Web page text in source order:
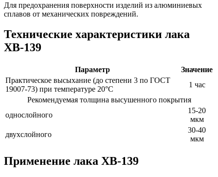
Для предохранения поверхности изделий из алюминиевых
сплавов от механических повреждений.
Технические характеристики лака
ХВ-139
Параметр
Значение
Практическое высыхание (до степени 3 по ГОСТ
19007-73) при температуре 20°С
1 час
Рекомендуемая толщина высушенного покрытия
однослойного
15-20
мкм
двухслойного
30-40
мкм
Применение лака ХВ-139